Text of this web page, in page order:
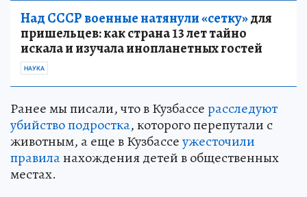
Над СССР военные натянули «сетку»для
пришельцев: как страна 13 лет тайно
искала и изучала инопланетных гостей
НАУКА
Ранее мы писали, что в Кузбассерасследуют
убийство подростка, которого перепутали с
животным, а еще в Кузбассеужесточили
правиланахождения детей в общественных
местах.